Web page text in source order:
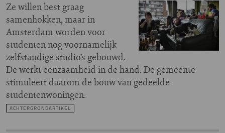
Ze willen best graag
samenhokken, maar in
Amsterdam worden voor
studenten nog voornamelijk
zelfstandige studio’s gebouwd.
De werkt eenzaamheid in de hand. De gemeente
stimuleert daarom de bouw van gedeelde
studentenwoningen.
ACHTERGRONDARTIKEL